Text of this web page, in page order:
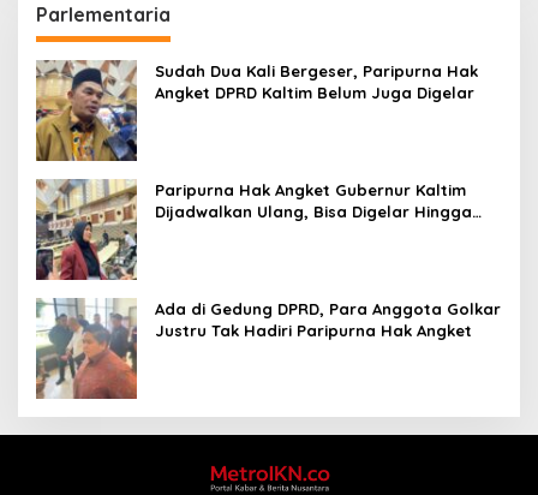
Parlementaria
Sudah Dua Kali Bergeser, Paripurna Hak
Angket DPRD Kaltim Belum Juga Digelar
Paripurna Hak Angket Gubernur Kaltim
Dijadwalkan Ulang, Bisa Digelar Hingga
Ada di Gedung DPRD, Para Anggota Golkar
Justru Tak Hadiri Paripurna Hak Angket